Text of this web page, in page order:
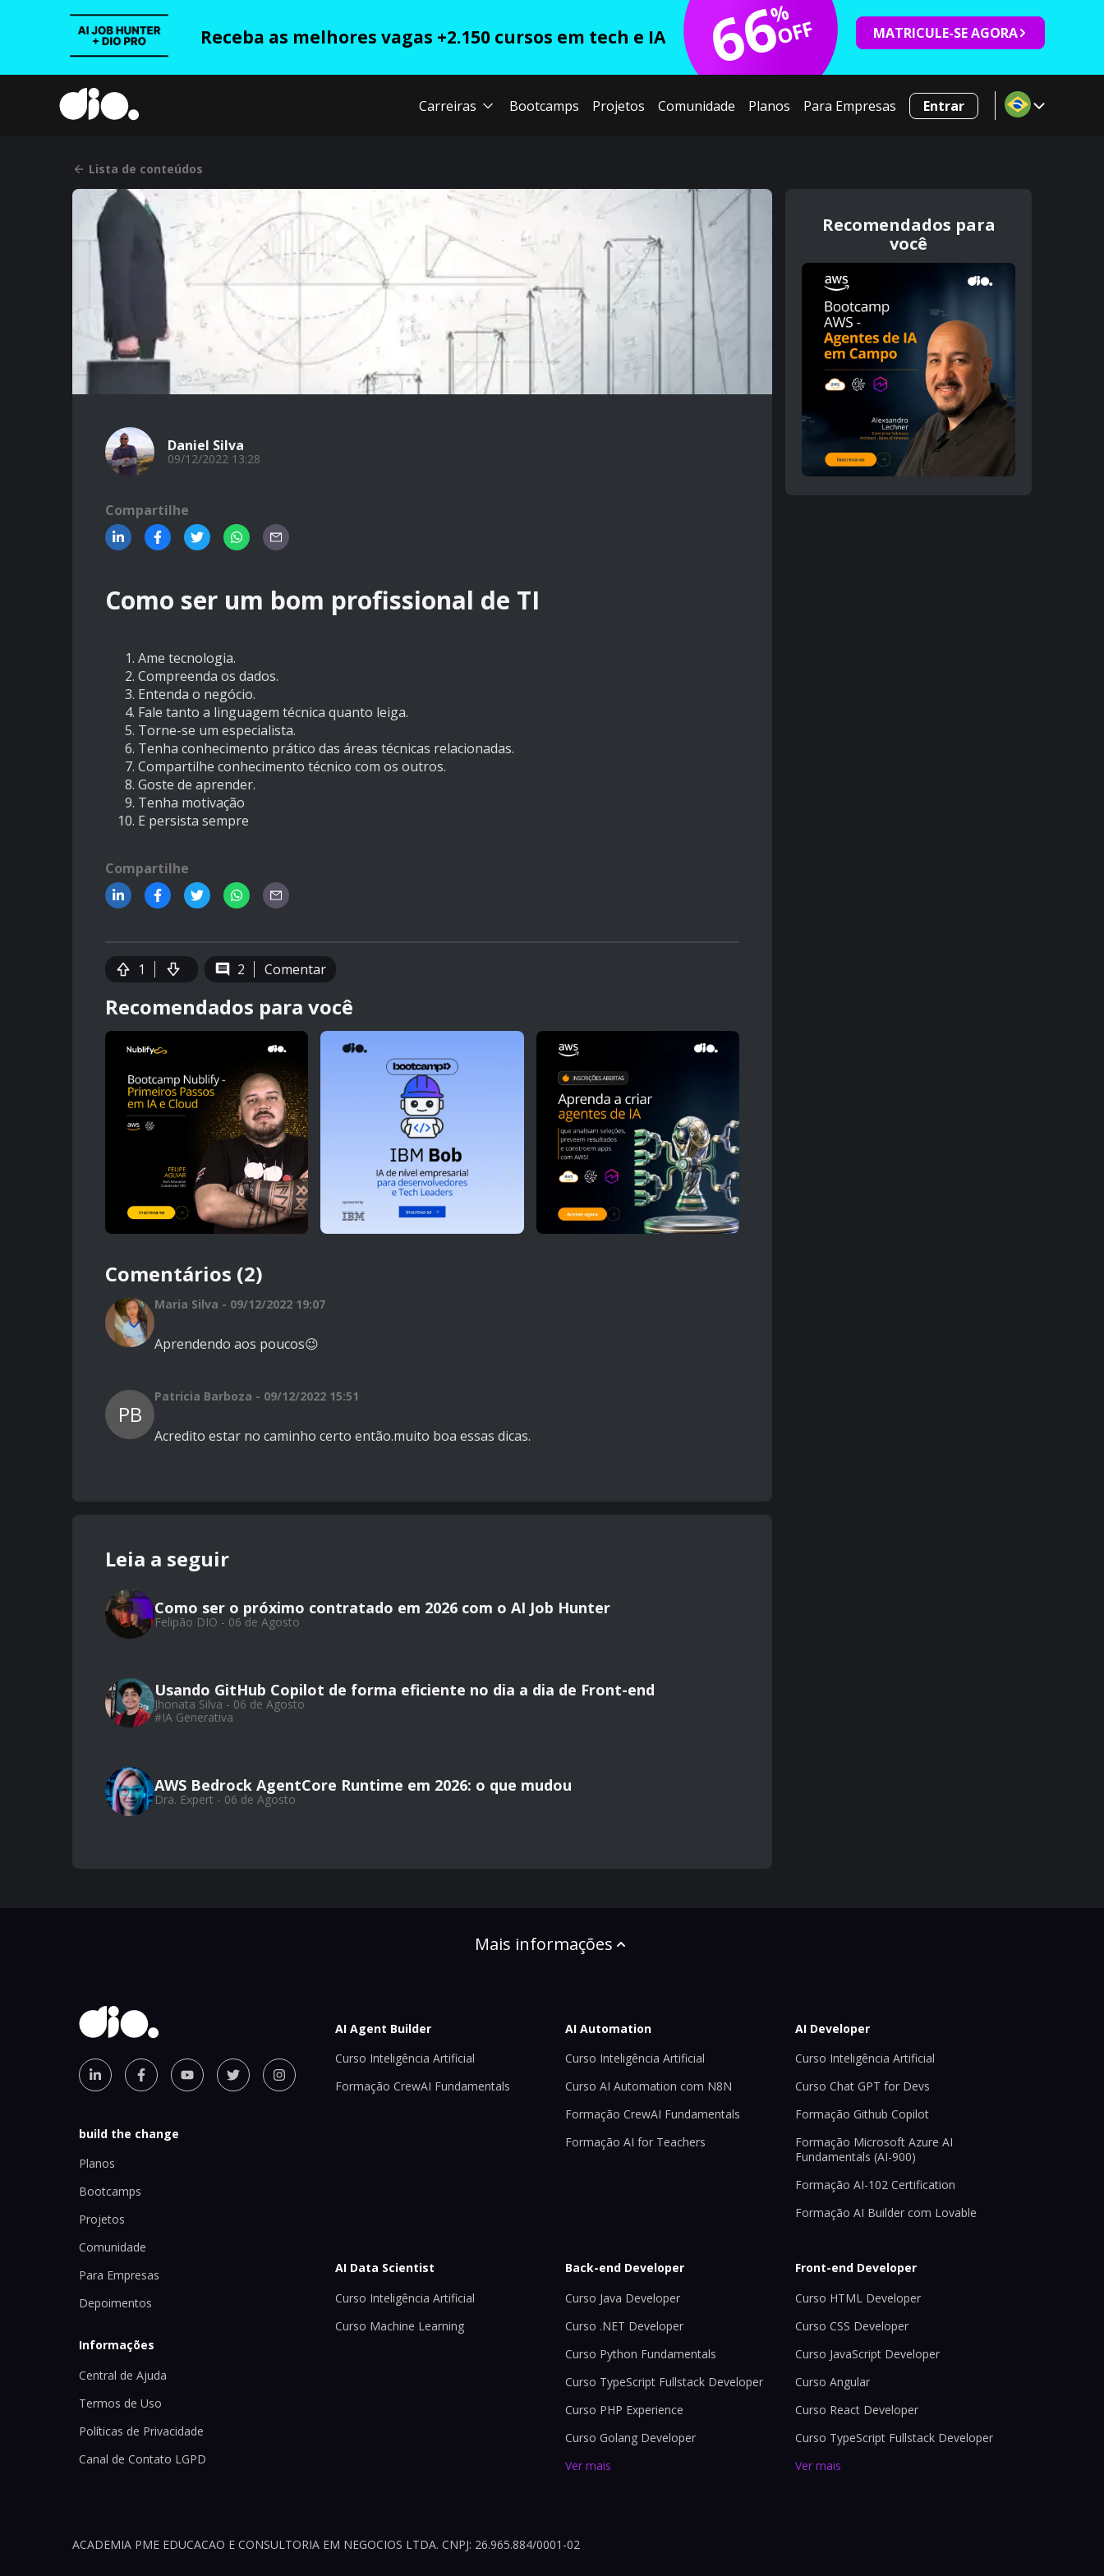
Receba as melhores vagas +2.150 cursos em tech e IA 66
%
OFF MATRICULE-SE AGORA
Carreiras Bootcamps Projetos Comunidade Planos Para Empresas Entrar
Lista de conteúdos
Daniel Silva
09/12/2022 13:28
Compartilhe
Como ser um bom profissional de TI
Ame tecnologia.
Compreenda os dados.
Entenda o negócio.
Fale tanto a linguagem técnica quanto leiga.
Torne-se um especialista.
Tenha conhecimento prático das áreas técnicas relacionadas.
Compartilhe conhecimento técnico com os outros.
Goste de aprender.
Tenha motivação
E persista sempre
Compartilhe
1 2 Comentar
Recomendados para você
Comentários (2)
Maria Silva - 09/12/2022 19:07
Aprendendo aos poucos😉
PB
Patricia Barboza - 09/12/2022 15:51
Acredito estar no caminho certo então.muito boa essas dicas.
Leia a seguir
Como ser o próximo contratado em 2026 com o AI Job Hunter
Felipão DIO - 06 de Agosto
Usando GitHub Copilot de forma eficiente no dia a dia de Front-end
Jhonata Silva - 06 de Agosto
#IA Generativa
AWS Bedrock AgentCore Runtime em 2026: o que mudou
Dra. Expert - 06 de Agosto
Recomendados para
você
Mais informações
build the change
Planos
Bootcamps
Projetos
Comunidade
Para Empresas
Depoimentos
Informações
Central de Ajuda
Termos de Uso
Políticas de Privacidade
Canal de Contato LGPD
AI Agent Builder
Curso Inteligência Artificial
Formação CrewAI Fundamentals
AI Automation
Curso Inteligência Artificial
Curso AI Automation com N8N
Formação CrewAI Fundamentals
Formação AI for Teachers
AI Developer
Curso Inteligência Artificial
Curso Chat GPT for Devs
Formação Github Copilot
Formação Microsoft Azure AI
Fundamentals (AI-900)
Formação AI-102 Certification
Formação AI Builder com Lovable
AI Data Scientist
Curso Inteligência Artificial
Curso Machine Learning
Back-end Developer
Curso Java Developer
Curso .NET Developer
Curso Python Fundamentals
Curso TypeScript Fullstack Developer
Curso PHP Experience
Curso Golang Developer
Ver mais
Front-end Developer
Curso HTML Developer
Curso CSS Developer
Curso JavaScript Developer
Curso Angular
Curso React Developer
Curso TypeScript Fullstack Developer
Ver mais
ACADEMIA PME EDUCACAO E CONSULTORIA EM NEGOCIOS LTDA. CNPJ: 26.965.884/0001-02